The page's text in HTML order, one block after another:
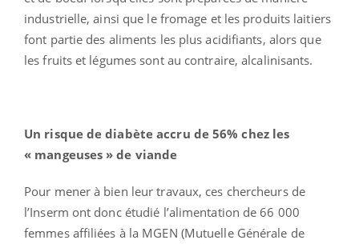
industrielle, ainsi que le fromage et les produits laitiers
font partie des aliments les plus acidifiants, alors que
les fruits et légumes sont au contraire, alcalinisants.
Un risque de diabète accru de 56% chez les
« mangeuses » de viande
Pour mener à bien leur travaux, ces chercheurs de
l’Inserm ont donc étudié l’alimentation de 66 000
femmes affiliées à la MGEN (Mutuelle Générale de